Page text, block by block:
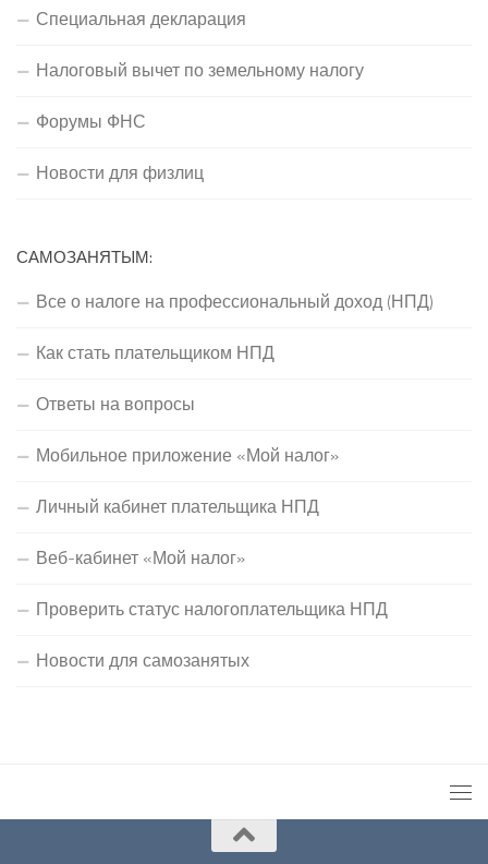
Специальная декларация
Налоговый вычет по земельному налогу
Форумы ФНС
Новости для физлиц
САМОЗАНЯТЫМ:
Все о налоге на профессиональный доход (НПД)
Как стать плательщиком НПД
Ответы на вопросы
Мобильное приложение «Мой налог»
Личный кабинет плательщика НПД
Веб-кабинет «Мой налог»
Проверить статус налогоплательщика НПД
Новости для самозанятых